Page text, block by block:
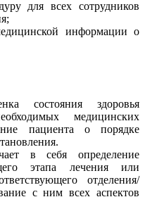
для всех сотрудников
информации о
состояния здоровья
медицинских
пациента о порядке
в себя определение
этапа лечения или
отделения/
с ним всех аспектов